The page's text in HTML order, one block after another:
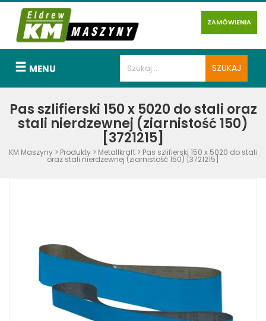
ZAMÓWIENIA
MENU
Pas szlifierski 150 x 5020 do stali oraz
stali nierdzewnej (ziarnistość 150)
[3721215]
KM Maszyny > Produkty > Metallkraft > Pas szlifierski 150 x 5020 do stali
oraz stali nierdzewnej (ziarnistość 150) [3721215]